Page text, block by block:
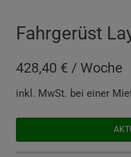
Fahrgerüst
428,40 € / Woche
inkl. MwSt. bei einer